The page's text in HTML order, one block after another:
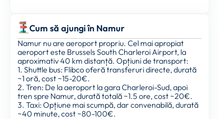
Cum să ajungi în Namur
Namur nu are aeroport propriu. Cel mai apropiat
aeroport este Brussels South Charleroi Airport, la
aproximativ 40 km distanță. Opțiuni de transport:
1. Shuttle bus: Flibco oferă transferuri directe, durată
~1 oră, cost ~15-20€.
2. Tren: De la aeroport la gara Charleroi-Sud, apoi
tren spre Namur, durată totală ~1.5 ore, cost ~20€.
3. Taxi: Opțiune mai scumpă, dar convenabilă, durată
~40 minute, cost ~80-100€.